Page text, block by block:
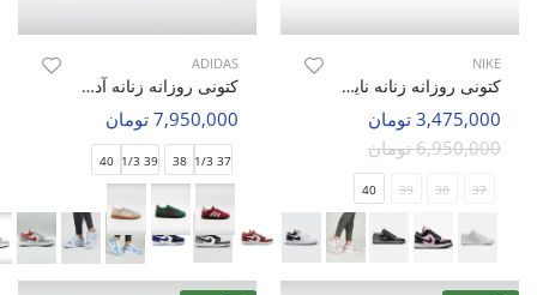
NIKE
کتونی روزانه زنانه نایک Nike Air Jordan 1 Low LX W
3,475,000 تومان
6,950,000 تومان
37
38
39
40
ADIDAS
کتونی روزانه زنانه آدیداس Adidas Spezial W
7,950,000 تومان
37 1/3
38
39 1/3
40